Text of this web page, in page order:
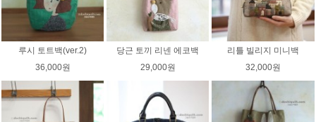
루시 토트백(ver.2)
36,000원
당근 토끼 리넨 에코백
29,000원
리틀 빌리지 미니백
32,000원